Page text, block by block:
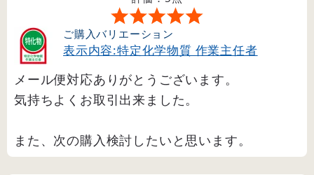
ご購入バリエーション
表示内容:特定化学物質 作業主任者
メール便対応ありがとうございます。
気持ちよくお取引出来ました。
また、次の購入検討したいと思います。